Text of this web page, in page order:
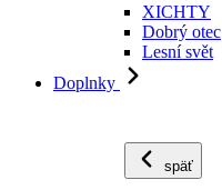
XICHTY
Dobrý otec
Lesní svět
Doplnky
späť